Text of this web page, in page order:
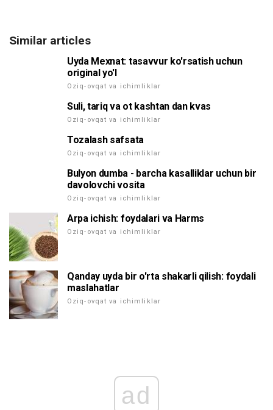
Similar articles
Uyda Mexnat: tasavvur ko'rsatish uchun
original yo'l
Oziq-ovqat va ichimliklar
Suli, tariq va ot kashtan dan kvas
Oziq-ovqat va ichimliklar
Tozalash safsata
Oziq-ovqat va ichimliklar
Bulyon dumba - barcha kasalliklar uchun bir
davolovchi vosita
Oziq-ovqat va ichimliklar
Arpa ichish: foydalari va Harms
Oziq-ovqat va ichimliklar
Qanday uyda bir o'rta shakarli qilish: foydali
maslahatlar
Oziq-ovqat va ichimliklar
ad